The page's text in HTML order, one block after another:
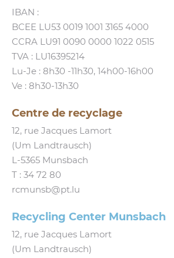
IBAN :
BCEE LU53 0019 1001 3165 4000
CCRA LU91 0090 0000 1022 0515
TVA : LU16395214
Lu-Je : 8h30 ‑11h30, 14h00-16h00
Ve : 8h30-13h30
Centre de recyclage
12, rue Jacques Lamort
(Um Landtrausch)
L‑5365 Munsbach
T : 34 72 80
rcmunsb@​pt.​lu
Recycling Center Munsbach
12, rue Jacques Lamort
(Um Landtrausch)